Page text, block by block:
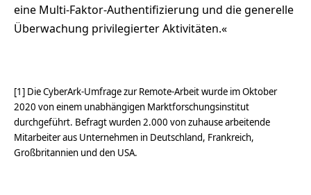
eine Multi-Faktor-Authentifizierung und die generelle
Überwachung privilegierter Aktivitäten.«
[1] Die CyberArk-Umfrage zur Remote-Arbeit wurde im Oktober
2020 von einem unabhängigen Marktforschungsinstitut
durchgeführt. Befragt wurden 2.000 von zuhause arbeitende
Mitarbeiter aus Unternehmen in Deutschland, Frankreich,
Großbritannien und den USA.